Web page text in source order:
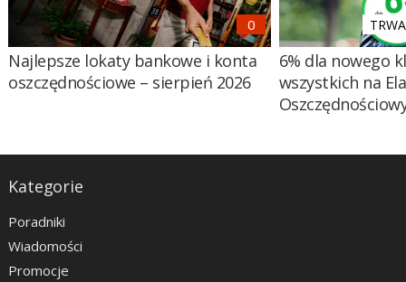
Najlepsze lokaty bankowe i konta
oszczędnościowe – sierpień 2026
6% dla nowego
wszystkich na
Kategorie
Poradniki
Wiadomości
Promocje